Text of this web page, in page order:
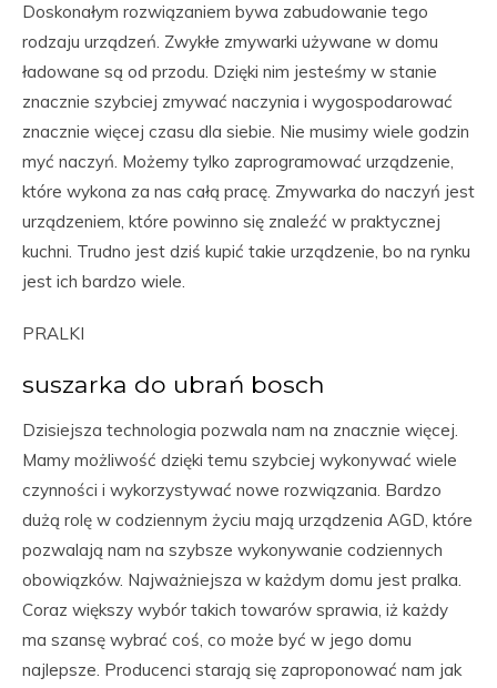
Doskonałym rozwiązaniem bywa zabudowanie tego
rodzaju urządzeń. Zwykłe zmywarki używane w domu
ładowane są od przodu. Dzięki nim jesteśmy w stanie
znacznie szybciej zmywać naczynia i wygospodarować
znacznie więcej czasu dla siebie. Nie musimy wiele godzin
myć naczyń. Możemy tylko zaprogramować urządzenie,
które wykona za nas całą pracę. Zmywarka do naczyń jest
urządzeniem, które powinno się znaleźć w praktycznej
kuchni. Trudno jest dziś kupić takie urządzenie, bo na rynku
jest ich bardzo wiele.
PRALKI
suszarka do ubrań bosch
Dzisiejsza technologia pozwala nam na znacznie więcej.
Mamy możliwość dzięki temu szybciej wykonywać wiele
czynności i wykorzystywać nowe rozwiązania. Bardzo
dużą rolę w codziennym życiu mają urządzenia AGD, które
pozwalają nam na szybsze wykonywanie codziennych
obowiązków. Najważniejsza w każdym domu jest pralka.
Coraz większy wybór takich towarów sprawia, iż każdy
ma szansę wybrać coś, co może być w jego domu
najlepsze. Producenci starają się zaproponować nam jak